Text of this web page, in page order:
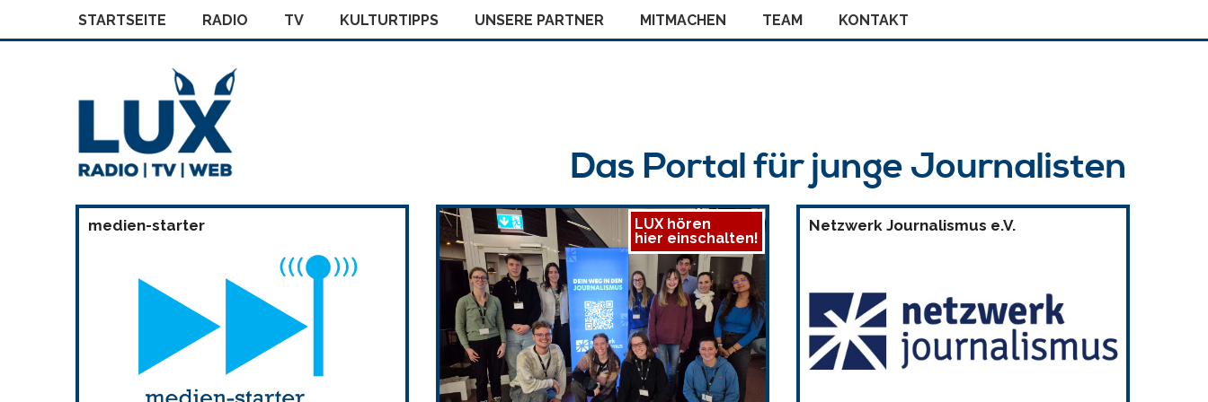
STARTSEITE RADIO TV KULTURTIPPS UNSERE PARTNER MITMACHEN TEAM KONTAKT
Das Portal für junge Journalisten
medien-starter
LUX hören
hier einschalten!
Netzwerk Journalismus e.V.